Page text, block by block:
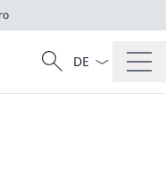
Recherche
Recherche
La langue